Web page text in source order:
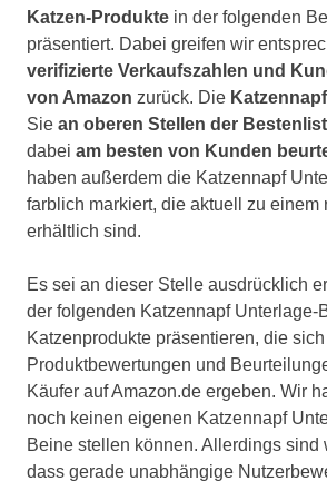
Katzen-Produkte in der folgenden
präsentiert. Dabei greifen wir
verifizierte Verkaufszahlen und
von Amazon zurück. Die
Sie an oberen Stellen der
dabei am besten von Kunden
haben außerdem die Katzennapf
farblich markiert, die aktuell zu einem
erhältlich sind.
Es sei an dieser Stelle ausdrücklich
der folgenden Katzennapf Unterlage-
Katzenprodukte präsentieren, die
Produktbewertungen und
Käufer auf Amazon.de ergeben. Wir
noch keinen eigenen Katzennapf
Beine stellen können. Allerdings sind
dass gerade unabhängige